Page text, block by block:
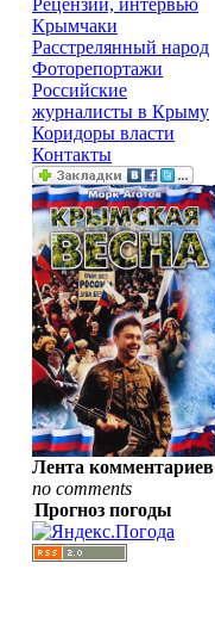
Рецензии, интервью
Крымчаки
Расстрелянный народ
Фоторепортажи
Российские
журналисты в Крыму
Коридоры власти
Контакты
Лента комментариев
no comments
Прогноз погоды